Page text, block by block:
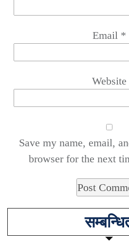
Email *
Website
Save my name, email,
browser for the next